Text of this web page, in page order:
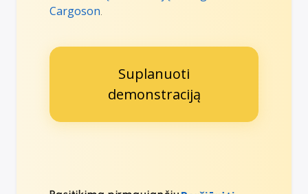
Cargoson.
Suplanuoti
demonstraciją